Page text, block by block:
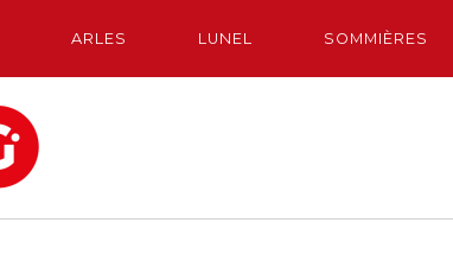
ARLES LUNEL SOMMIÈRES